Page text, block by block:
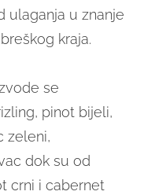
ulaganja u znanje
kraja.
se
pinot bijeli,
zeleni,
dok su od
crni i cabernet